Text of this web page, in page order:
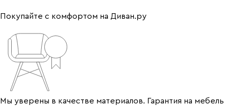
Покупайте с комфортом на Диван.ру
Мы уверены в качестве материалов. Гарантия на мебель